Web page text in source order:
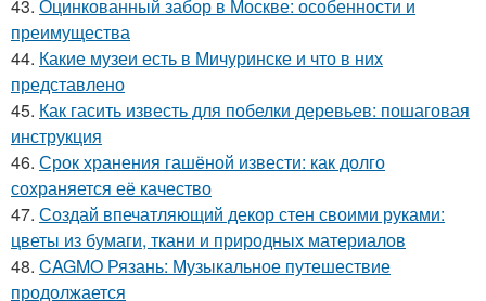
43. Оцинкованный забор в Москве: особенности и
преимущества
44. Какие музеи есть в Мичуринске и что в них
представлено
45. Как гасить известь для побелки деревьев: пошаговая
инструкция
46. Срок хранения гашёной извести: как долго
сохраняется её качество
47. Создай впечатляющий декор стен своими руками:
цветы из бумаги, ткани и природных материалов
48. CAGMO Рязань: Музыкальное путешествие
продолжается